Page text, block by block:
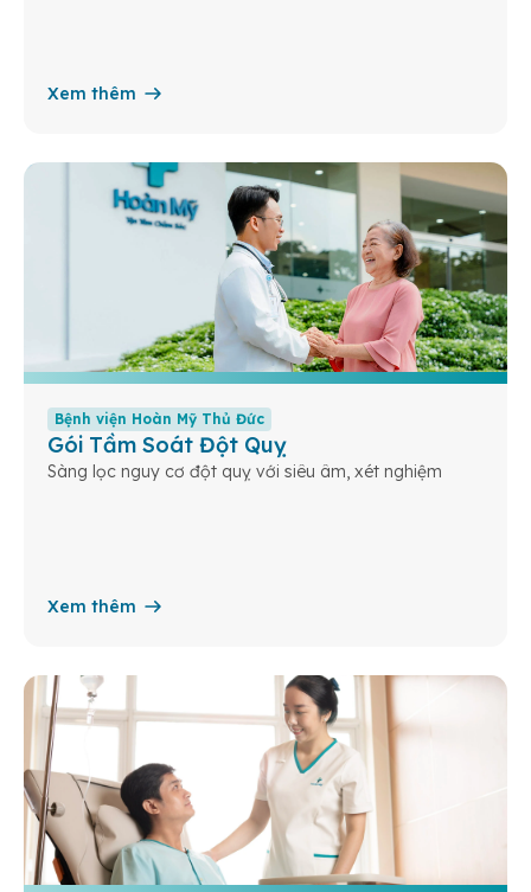
Xem thêm
Bệnh viện Hoàn Mỹ Thủ Đức
Gói Tầm Soát Đột Quỵ
Sàng lọc nguy cơ đột quỵ với siêu âm, xét nghiệm
Xem thêm